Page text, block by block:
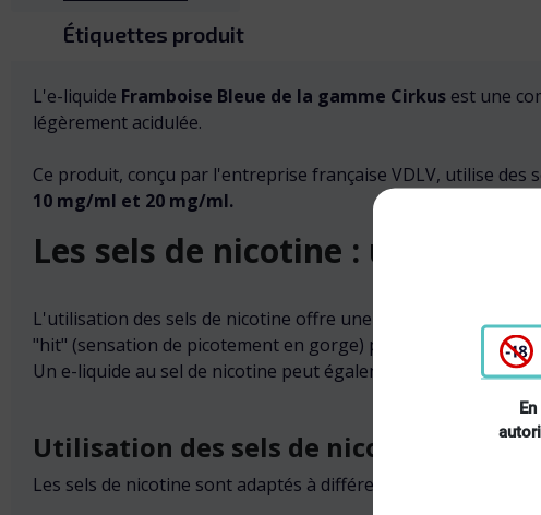
Étiquettes produit
L'e-liquide Framboise Bleue de la gamme Cirkus est une
légèrement acidulée.
Ce produit, conçu par l'entreprise française VDLV, utilise des
10 mg/ml et 20 mg/ml.
Les sels de nicotine : une
L'utilisation des sels de nicotine offre une expérience de
"hit" (sensation de picotement en gorge) parfois intense, les
Un e-liquide au sel de nicotine peut également être
Utilisation des sels de nicotine
Les sels de nicotine sont adaptés à différentes situations